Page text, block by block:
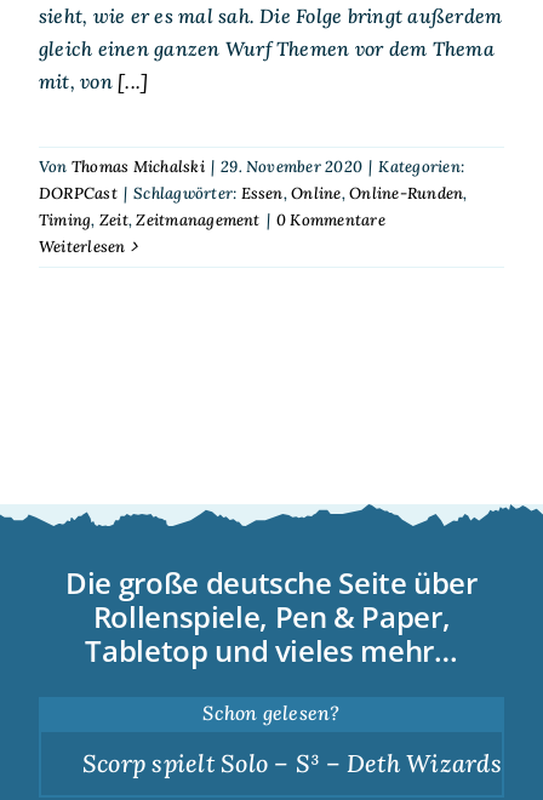
sieht, wie er es mal sah. Die Folge bringt außerdem
gleich einen ganzen Wurf Themen vor dem Thema
mit, von[...]
Von Thomas Michalski | 29. November 2020 | Kategorien:
DORPCast | Schlagwörter: Essen,Online,Online-Runden,
Timing, Zeit,Zeitmanagement | 0 Kommentare
Weiterlesen
Die große deutsche Seite über
Rollenspiele, Pen & Paper,
Tabletop und vieles mehr…
Schon gelesen?
Scorp spielt Solo – S³ – Deth Wizards –